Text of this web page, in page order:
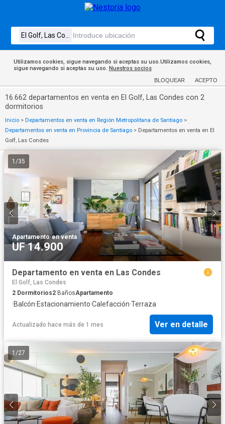
Utilizamos cookies, sigue navegando si aceptas su uso.Utilizamos cookies,
sigue navegando si aceptas su uso. Nuestros socios
BLOQUEAR ACEPTO
16.662 departamentos en venta en El Golf, Las Condes con 2
dormitorios
Inicio > Departamentos en venta en Región Metropolitana de Santiago >
Departamentos en venta en Provincia de Santiago > Departamentos en venta en El
Golf, Las Condes
1 /35
Apartamento·en venta
UF 14.900
Departamento en venta en Las Condes
El Golf, Las Condes
2 Dormitorios2 BañosApartamento
·Balcón·Estacionamiento·Calefacción·Terraza
Actualizado hace más de 1 mes Ver en detalle
1 /27